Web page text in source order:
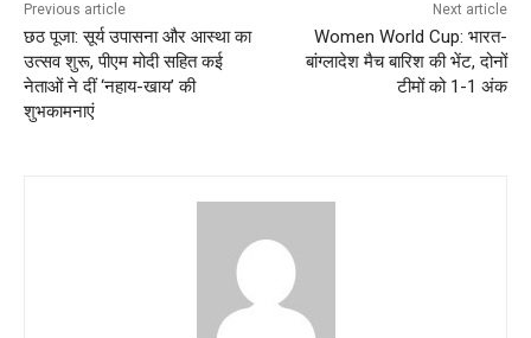
Previous article
छठ पूजा: सूर्य उपासना और आस्था का
उत्सव शुरू, पीएम मोदी सहित कई
नेताओं ने दीं ‘नहाय-खाय’ की
शुभकामनाएं
Next article
Women World Cup: भारत-
बांग्लादेश मैच बारिश की भेंट, दोनों
टीमों को 1-1 अंक